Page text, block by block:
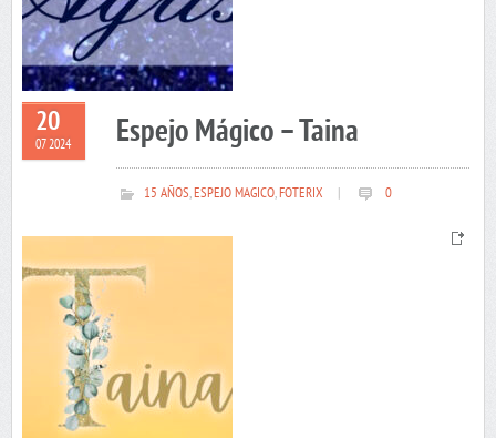
20
07 2024 Espejo Mágico – Taina
15 AÑOS,ESPEJO MAGICO,FOTERIX 0